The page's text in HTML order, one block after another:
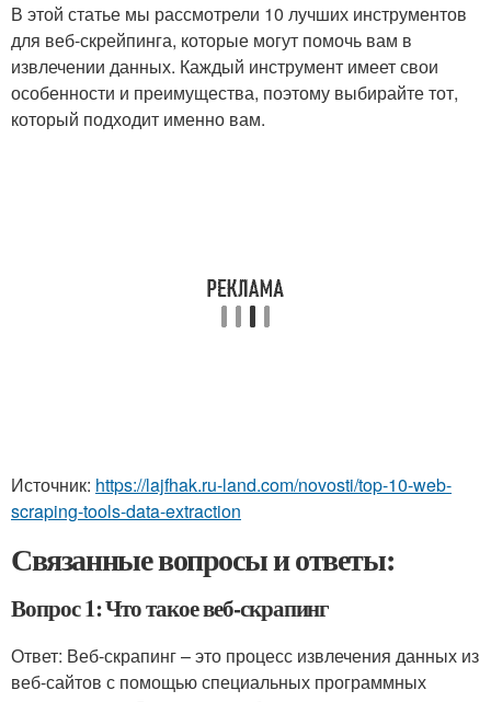
В этой статье мы рассмотрели 10 лучших инструментов
для веб-скрейпинга, которые могут помочь вам в
извлечении данных. Каждый инструмент имеет свои
особенности и преимущества, поэтому выбирайте тот,
который подходит именно вам.
Источник: https://lajfhak.ru-land.com/novosti/top-10-web-
scraping-tools-data-extraction
Связанные вопросы и ответы:
Вопрос 1: Что такое веб-скрапинг
Ответ: Веб-скрапинг – это процесс извлечения данных из
веб-сайтов с помощью специальных программных